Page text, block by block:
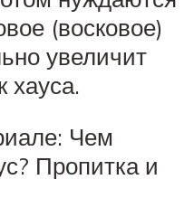
(восковое)
увеличит
хауса.
Чем
Пропитка и